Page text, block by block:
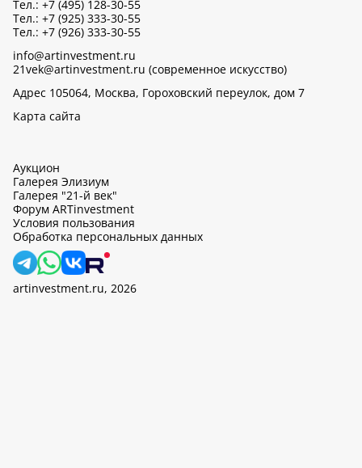
Тел.: +7 (495) 128-30-55
Тел.: +7 (925) 333-30-55
Тел.: +7 (926) 333-30-55
info@artinvestment.ru
21vek@artinvestment.ru (современное искусство)
Адрес 105064, Москва, Гороховский переулок, дом 7
Карта сайта
Аукцион
Галерея Элизиум
Галерея "21-й век"
Форум ARTinvestment
Условия пользования
Обработка персональных данных
artinvestment.ru, 2026